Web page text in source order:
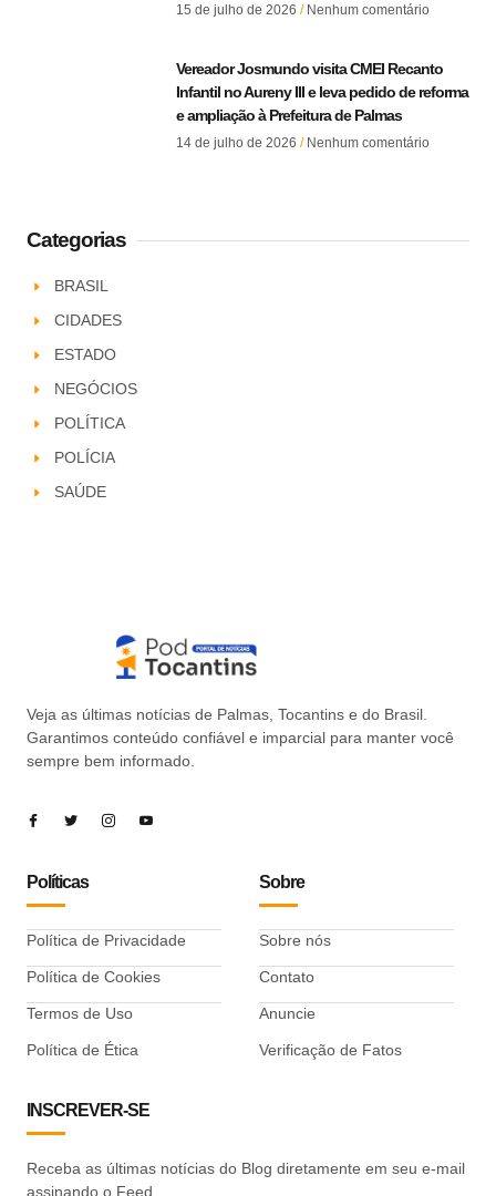
15 de julho de 2026 Nenhum comentário
Vereador Josmundo visita CMEI Recanto
Infantil no Aureny III e leva pedido de reforma
e ampliação à Prefeitura de Palmas
14 de julho de 2026 Nenhum comentário
Categorias
BRASIL
CIDADES
ESTADO
NEGÓCIOS
POLÍTICA
POLÍCIA
SAÚDE
Veja as últimas notícias de Palmas, Tocantins e do Brasil.
Garantimos conteúdo confiável e imparcial para manter você
sempre bem informado.
Políticas
Política de Privacidade
Política de Cookies
Termos de Uso
Política de Ética
Sobre
Sobre nós
Contato
Anuncie
Verificação de Fatos
INSCREVER-SE
Receba as últimas notícias do Blog diretamente em seu e-mail
assinando o Feed